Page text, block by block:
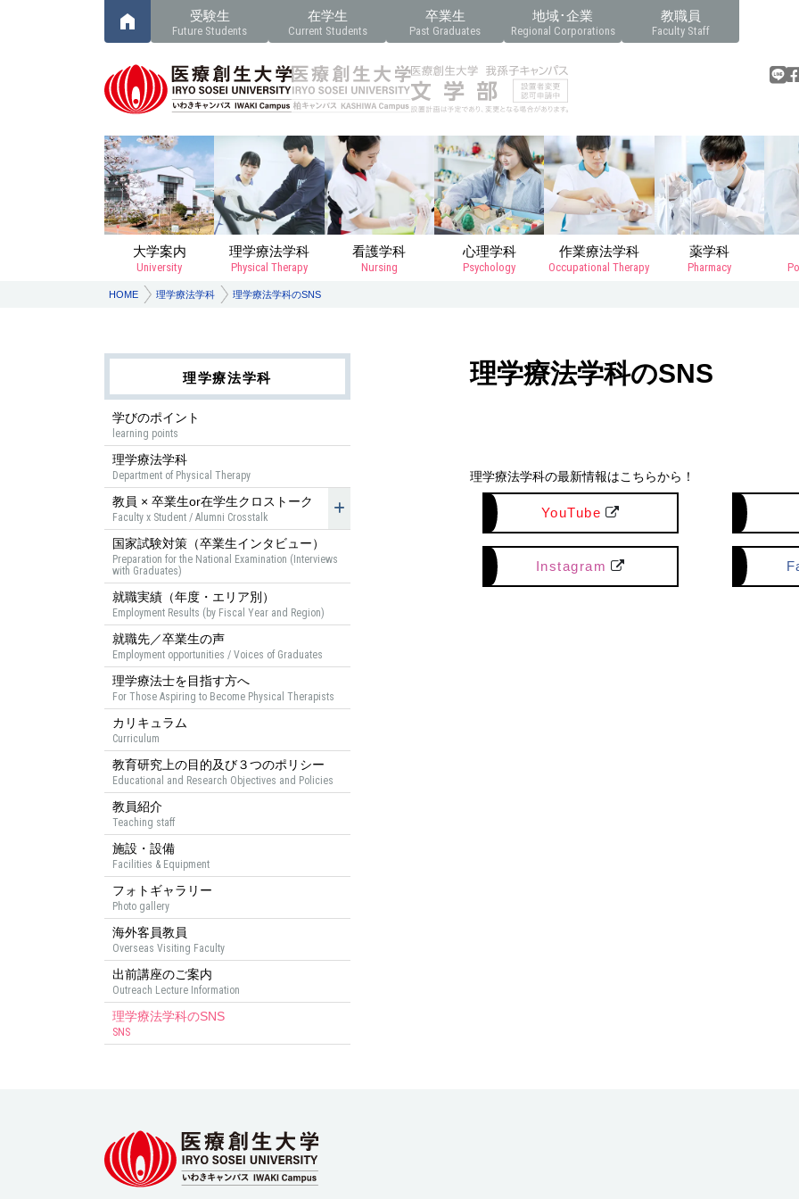
受験生
Future Students
在学生
Current Students
卒業生
Past Graduates
地域･企業
Regional Corporations
教職員
Faculty Staff
大学案内
University
理学療法学科
Physical Therapy
看護学科
Nursing
心理学科
Psychology
作業療法学科
Occupational Therapy
薬学科
Pharmacy
HOME 理学療法学科 理学療法学科のSNS
理学療法学科のSNS
理学療法学科の最新情報はこちらから！
YouTube
Instagram
理学療法学科
学びのポイント
learning points
理学療法学科
Department of Physical Therapy
教員 × 卒業生or在学生クロストーク
Faculty x Student / Alumni Crosstalk
国家試験対策（卒業生インタビュー）
Preparation for the National Examination (Interviews
with Graduates)
就職実績（年度・エリア別）
Employment Results (by Fiscal Year and Region)
就職先／卒業生の声
Employment opportunities / Voices of Graduates
理学療法士を目指す方へ
For Those Aspiring to Become Physical Therapists
カリキュラム
Curriculum
教育研究上の目的及び３つのポリシー
Educational and Research Objectives and Policies
教員紹介
Teaching staff
施設・設備
Facilities & Equipment
フォトギャラリー
Photo gallery
海外客員教員
Overseas Visiting Faculty
出前講座のご案内
Outreach Lecture Information
理学療法学科のSNS
SNS